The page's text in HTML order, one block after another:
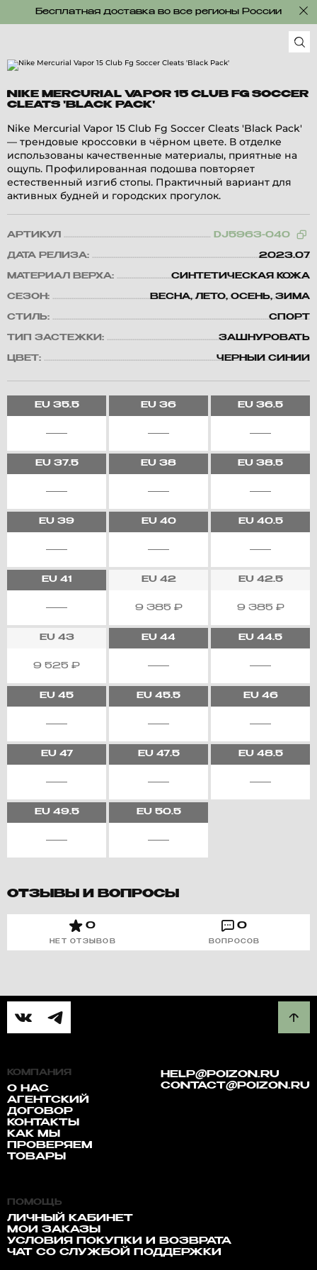
Бесплатная доставка во все регионы России
NIKE MERCURIAL VAPOR 15 CLUB FG SOCCER
CLEATS 'BLACK PACK'
Nike Mercurial Vapor 15 Club Fg Soccer Cleats 'Black Pack'
— трендовые кроссовки в чёрном цвете. В отделке
использованы качественные материалы, приятные на
ощупь. Профилированная подошва повторяет
естественный изгиб стопы. Практичный вариант для
активных будней и городских прогулок.
АРТИКУЛ DJ5963-040
ДАТА РЕЛИЗА: 2023.07
МАТЕРИАЛ ВЕРХА: СИНТЕТИЧЕСКАЯ КОЖА
СЕЗОН: ВЕСНА, ЛЕТО, ОСЕНЬ, ЗИМА
СТИЛЬ: СПОРТ
ТИП ЗАСТЕЖКИ: ЗАШНУРОВАТЬ
ЦВЕТ: ЧЕРНЫЙ СИНИЙ
EU35.5 EU 36 EU 36.5
EU37.5 EU 38 EU 38.5
EU 39 EU40 EU40.5
EU 41 EU42
9 385 ₽
EU42.5
9 385 ₽
EU43
9 525 ₽
EU 44 EU 44.5
EU 45 EU 45.5 EU46
EU47 EU47.5 EU48.5
EU49.5 EU50.5
ОТЗЫВЫ И ВОПРОСЫ
0
НЕТ ОТЗЫВОВ
0
ВОПРОСОВ
КОМПАНИЯ
О НАС
АГЕНТСКИЙ
ДОГОВОР
КОНТАКТЫ
КАК МЫ
ПРОВЕРЯЕМ
ТОВАРЫ
HELP@POIZON.RU
CONTACT@POIZON.RU
ПОМОЩЬ
ЛИЧНЫЙ КАБИНЕТ
МОИ ЗАКАЗЫ
УСЛОВИЯ ПОКУПКИ И ВОЗВРАТА
ЧАТ СО СЛУЖБОЙ ПОДДЕРЖКИ